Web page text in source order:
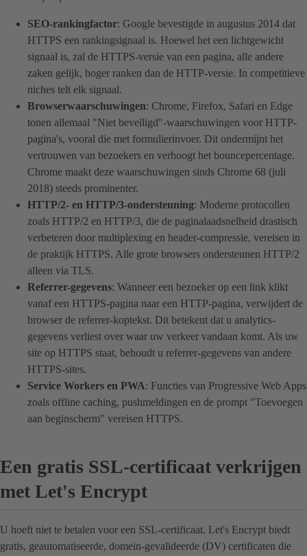
SEO-rankingfactor: Google bevestigde in augustus 2014 dat
HTTPS een rankingsignaal is. Hoewel het een lichtgewicht
signaal is, zal de HTTPS-versie van een pagina, alle andere
zaken gelijk, hoger ranken dan de HTTP-versie. In competitieve
niches telt elk signaal.
Browserwaarschuwingen: Chrome, Firefox, Safari en Edge
tonen allemaal "Niet beveiligd"-waarschuwingen voor HTTP-
pagina's, vooral die met formulierinvoer. Dit ondermijnt het
vertrouwen van bezoekers en verhoogt het bouncepercentage.
Chrome maakt deze waarschuwingen sinds Chrome 68 (juli
2018) steeds prominenter.
HTTP/2- en HTTP/3-ondersteuning: Moderne protocollen
zoals HTTP/2 en HTTP/3, die de paginalaadsnelheid drastisch
verbeteren door multiplexing en header-compressie, vereisen in
de praktijk HTTPS. Alle grote browsers ondersteunen HTTP/2
alleen via TLS.
Referrer-gegevens: Wanneer een bezoeker op een link klikt
vanaf een HTTPS-pagina naar een HTTP-pagina, verwijdert de
browser de referrer-koptekst. Dit betekent dat u analytics-
gegevens verliest over waar uw verkeer vandaan komt. Als uw
site op HTTPS staat, behoudt u referrer-gegevens van andere
HTTPS-sites.
Service Workers en PWA: Functies van Progressive Web Apps
zoals offline caching, pushmeldingen en de prompt "Toevoegen
aan beginscherm" vereisen HTTPS.
Een gratis SSL-certificaat verkrijgen
met Let's Encrypt
U hoeft niet te betalen voor een SSL-certificaat. Let's Encrypt biedt
gratis, geautomatiseerde, domein-gevalideerde (DV) certificaten die